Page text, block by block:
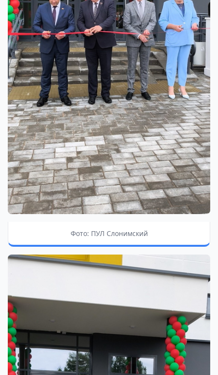
Фото: ПУЛ Слонимский